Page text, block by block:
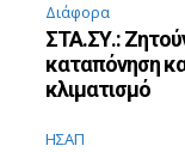
Διάφορα
ΣΤΑ.ΣΥ.:
καταπόνηση
κλιματισμό
ΗΣΑΠ